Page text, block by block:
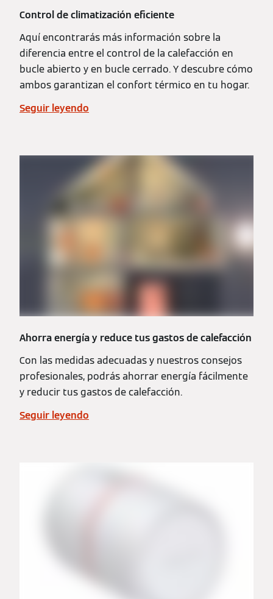
Control de climatización eficiente
Aquí encontrarás más información sobre la
diferencia entre el control de la calefacción en
bucle abierto y en bucle cerrado. Y descubre cómo
ambos garantizan el confort térmico en tu hogar.
Seguir leyendo
Ahorra energía y reduce tus gastos de calefacción
Con las medidas adecuadas y nuestros consejos
profesionales, podrás ahorrar energía fácilmente
y reducir tus gastos de calefacción.
Seguir leyendo